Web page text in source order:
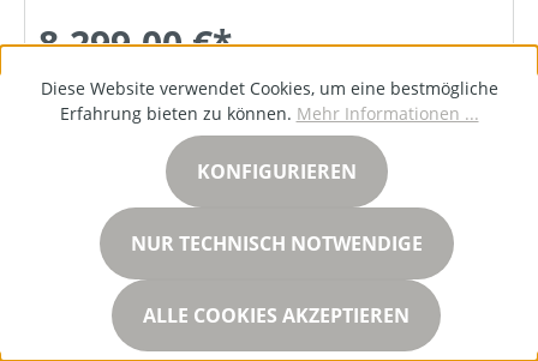
8.299,00 €*
DETAILS
Diese Website verwendet Cookies, um eine bestmögliche
Erfahrung bieten zu können. Mehr Informationen ...
NUR TECHNISCH NOTWENDIGE
KONFIGURIEREN
ALLE COOKIES AKZEPTIEREN